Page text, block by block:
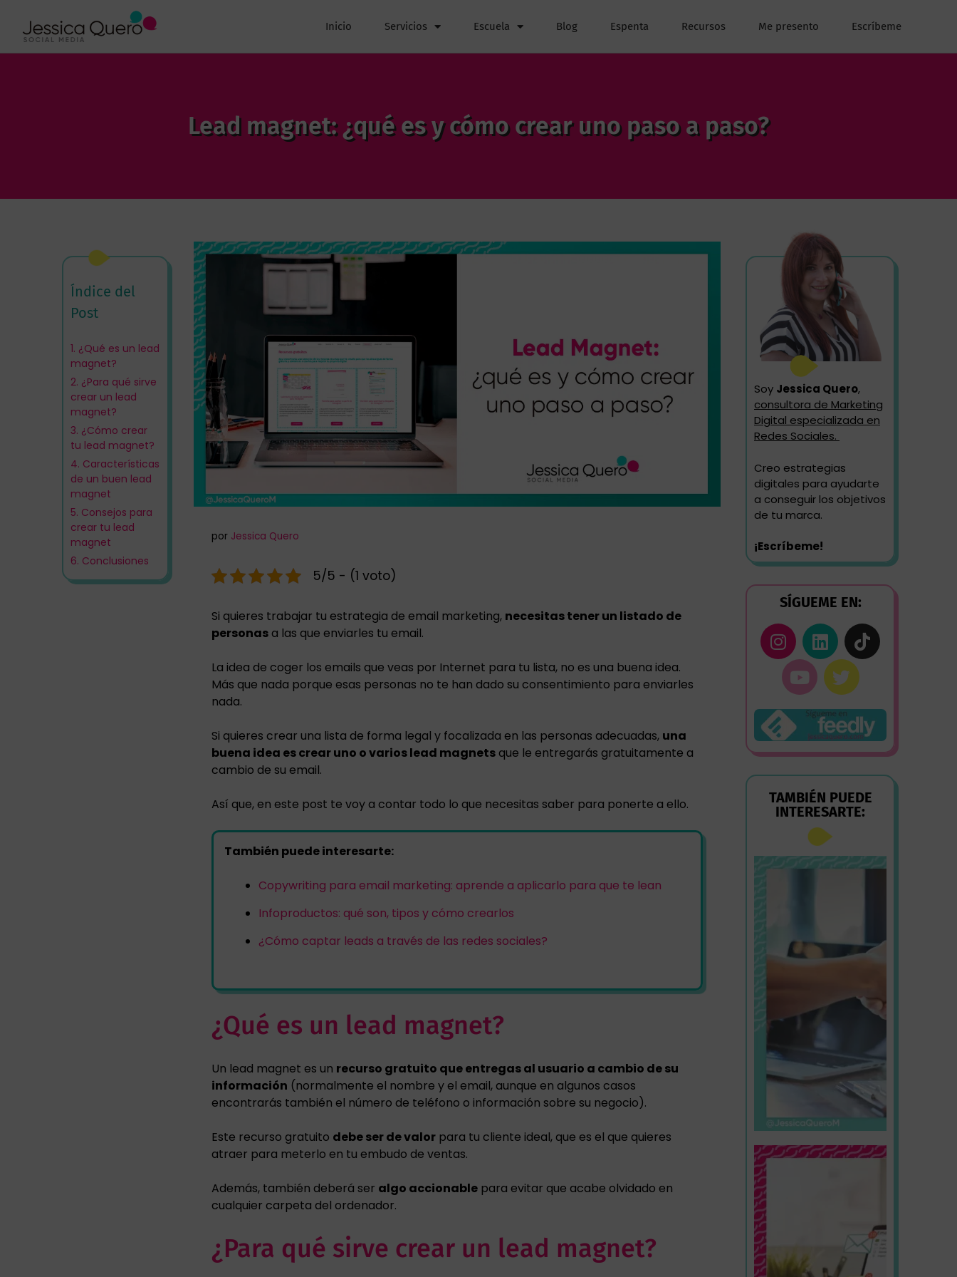
Inicio Servicios Escuela Blog Espenta Recursos Me presento Escríbeme
Lead magnet: ¿qué es y cómo crear uno paso a paso?
por Jessica Quero
5/5 - (1 voto)
Si quieres trabajar tu estrategia de email marketing, necesitas tener un listado de
personas a las que enviarles tu email.
La idea de coger los emails que veas por Internet para tu lista, no es una buena idea.
Más que nada porque esas personas no te han dado su consentimiento para enviarles
nada.
Si quieres crear una lista de forma legal y focalizada en las personas adecuadas, una
buena idea es crear uno o varios lead magnets que le entregarás gratuitamente a
cambio de su email.
Así que, en este post te voy a contar todo lo que necesitas saber para ponerte a ello.
También puede interesarte:
Copywriting para email marketing: aprende a aplicarlo para que te lean
Infoproductos: qué son, tipos y cómo crearlos
¿Cómo captar leads a través de las redes sociales?
¿Qué es un lead magnet?
Un lead magnet es un recurso gratuito que entregas al usuario a cambio de su
información (normalmente el nombre y el email, aunque en algunos casos
encontrarás también el número de teléfono o información sobre su negocio).
Este recurso gratuito debe ser de valor para tu cliente ideal, que es el que quieres
atraer para meterlo en tu embudo de ventas.
Además, también deberá ser algo accionable para evitar que acabe olvidado en
cualquier carpeta del ordenador.
¿Para qué sirve crear un lead magnet?
Índice del
Post
1. ¿Qué es un lead
magnet?
2. ¿Para qué sirve
crear un lead
magnet?
3. ¿Cómo crear
tu lead magnet?
4. Características
de un buen lead
magnet
5. Consejos para
crear tu lead
magnet
6. Conclusiones
Soy Jessica Quero,
consultora de Marketing
Digital especializada en
Redes Sociales.
Creo estrategias
digitales para ayudarte
a conseguir los objetivos
de tu marca.
¡Escríbeme!
SÍGUEME EN:
TAMBIÉN PUEDE
INTERESARTE: